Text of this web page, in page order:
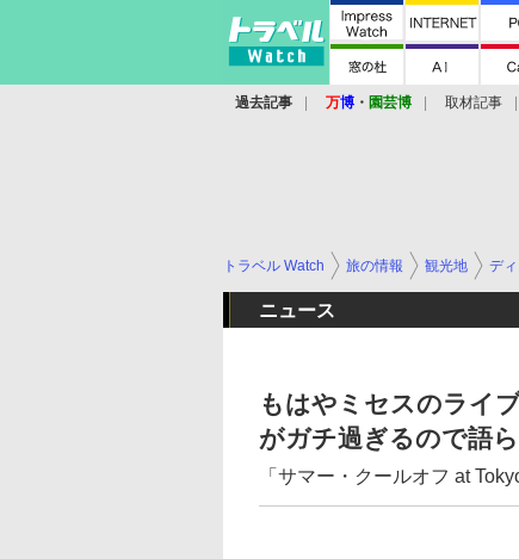
過去記事 万博 ・ 園芸博 取材記事
トラベル Watch 旅の情報 観光地 デ
ニュース
もはやミセスのライ
がガチ過ぎるので語
「サマー・クールオフ at